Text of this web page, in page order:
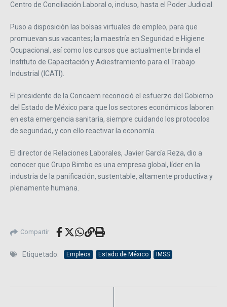
Centro de Conciliación Laboral o, incluso, hasta el Poder Judicial.
Puso a disposición las bolsas virtuales de empleo, para que
promuevan sus vacantes; la maestría en Seguridad e Higiene
Ocupacional, así como los cursos que actualmente brinda el
Instituto de Capacitación y Adiestramiento para el Trabajo
Industrial (ICATI).
El presidente de la Concaem reconoció el esfuerzo del Gobierno
del Estado de México para que los sectores económicos laboren
en esta emergencia sanitaria, siempre cuidando los protocolos
de seguridad, y con ello reactivar la economía.
El director de Relaciones Laborales, Javier García Reza, dio a
conocer que Grupo Bimbo es una empresa global, líder en la
industria de la panificación, sustentable, altamente productiva y
plenamente humana.
Compartir
Etiquetado: Empleos Estado de México IMSS